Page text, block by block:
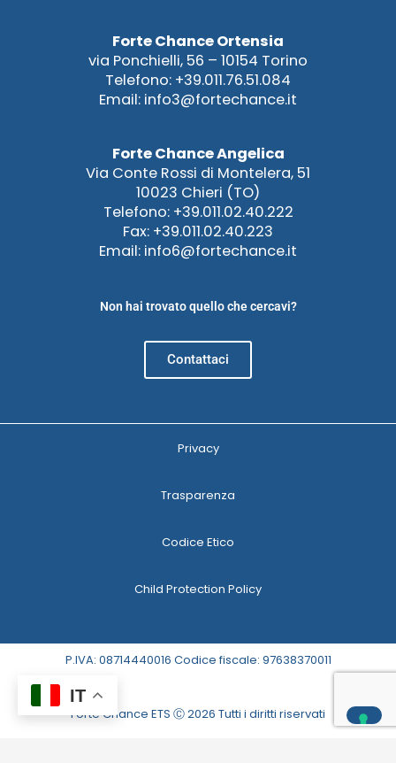
Forte Chance Ortensia
via Ponchielli, 56 – 10154 Torino
Telefono: +39.011.76.51.084
Email: info3@fortechance.it
Forte Chance Angelica
Via Conte Rossi di Montelera, 51
10023 Chieri (TO)
Telefono: +39.011.02.40.222
Fax: +39.011.02.40.223
Email: info6@fortechance.it
Non hai trovato quello che cercavi?
Contattaci
Privacy
Trasparenza
Codice Etico
Child Protection Policy
P.IVA: 08714440016 Codice fiscale: 97638370011
Forte Chance ETS Ⓒ 2026 Tutti i diritti riservati
IT